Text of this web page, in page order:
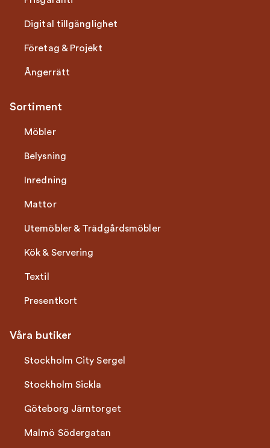
Digital tillgänglighet
Företag & Projekt
Ångerrätt
Sortiment
Möbler
Belysning
Inredning
Mattor
Utemöbler & Trädgårdsmöbler
Kök & Servering
Textil
Presentkort
Våra butiker
Stockholm City Sergel
Stockholm Sickla
Göteborg Järntorget
Malmö Södergatan